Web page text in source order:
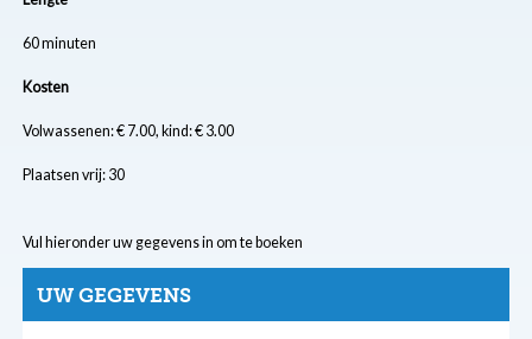
60 minuten
Kosten
Volwassenen: € 7.00, kind: € 3.00
Plaatsen vrij: 30
Vul hieronder uw gegevens in om te boeken
UW GEGEVENS